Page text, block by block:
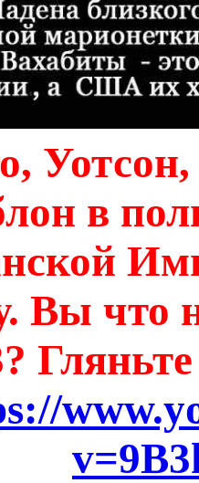
в
Вы что